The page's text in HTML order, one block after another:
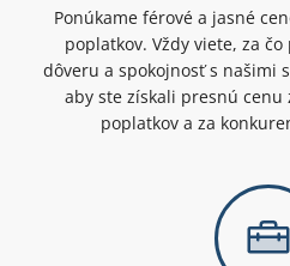
Ponúkame férové a jasné
poplatkov. Vždy viete, za
dôveru a spokojnosť s našimi
aby ste získali presnú cenu
poplatkov a za